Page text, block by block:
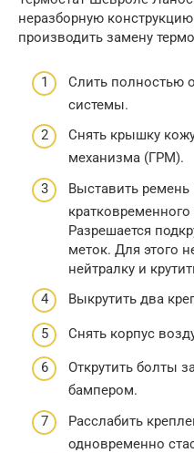
неразборную
производить замену
Слить полностью
системы.
Снять крышку
механизма (ГРМ).
Выставить
кратковременного
Разрешается
меток. Для этого
нейтралку и
Выкрутить два
Снять корпус
Открутить болты
бампером.
Расслабить
одновременно